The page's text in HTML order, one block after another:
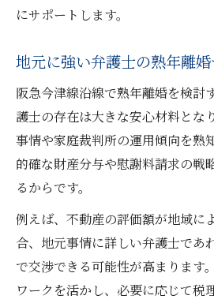
にサポートします。
地元に強い弁護士の熟年離
阪急今津線沿線で熟年離婚を検討
護士の存在は大きな安心材料とな
事情や家庭裁判所の運用傾向を熟
的確な財産分与や慰謝料請求の戦
るからです。
例えば、不動産の評価額が地域に
合、地元事情に詳しい弁護士であ
で交渉できる可能性が高まります
ワークを活かし、必要に応じて税